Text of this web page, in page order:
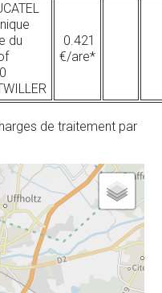
du
0.421
€/are*
de traitement par